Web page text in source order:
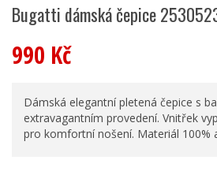
Bugatti dámská čepice
990 Kč
Dámská elegantní pletená čepice s
extravagantním provedení. Vnitřek
pro komfortní nošení. Materiál 100%